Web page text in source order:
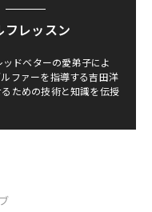
フレッスン
ドベターの愛弟子によ
ファーを指導する吉田洋
ための技術と知識を伝授